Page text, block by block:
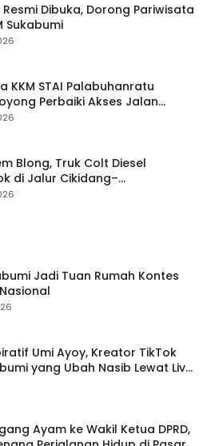
Resmi Dibuka, Dorong Pariwisata
Sukabumi
KKM STAI Palabuhanratu
Perbaiki Akses Jalan
di Sagaranten
Blong, Truk Colt Diesel
di Jalur Cikidang–
Jadi Tuan Rumah Kontes
Umi Ayoy, Kreator TikTok
yang Ubah Nasib Lewat Live
Ayam ke Wakil Ketua DPRD,